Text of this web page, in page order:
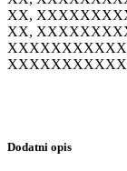
XX,
XX,
Dodatni opis